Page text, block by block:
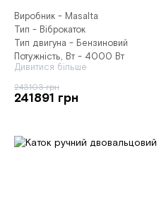
Виробник - Masalta
Тип - Віброкаток
Тип двигуна - Бензиновий
Потужність, Вт - 4000 Вт
Дивитися більше
243103 грн
241891 грн